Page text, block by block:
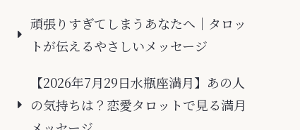
頑張りすぎてしまうあなたへ｜タロッ
トが伝えるやさしいメッセージ
【2026年7月29日水瓶座満月】あの人
の気持ちは？恋愛タロットで見る満月